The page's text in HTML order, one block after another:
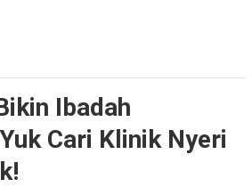
Ibadah
Cari Klinik Nyeri